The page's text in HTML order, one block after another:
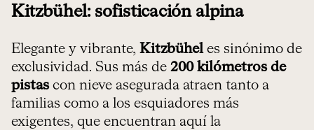
Kitzbühel: sofisticación alpina
Elegante y vibrante, Kitzbüheles sinónimo de
exclusividad. Sus más de 200 kilómetros de
pistascon nieve asegurada atraen tanto a
familias como a los esquiadores más
exigentes, que encuentran aquí la